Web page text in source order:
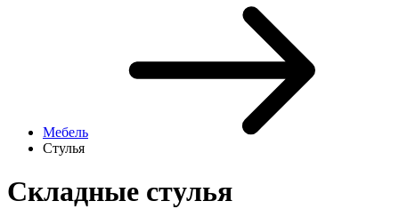
Мебель
Стулья
Складные стулья